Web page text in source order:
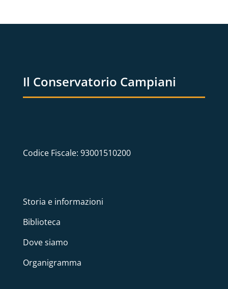
Il Conservatorio Campiani
Codice Fiscale: 93001510200
Storia e informazioni
Biblioteca
Dove siamo
Organigramma